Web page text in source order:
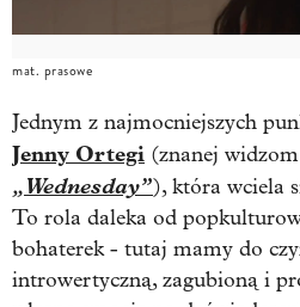
mat. prasowe
Jednym z najmocniejszych
Jenny Ortegi (znanej
„Wednesday”), która wciela
To rola daleka od
bohaterek - tutaj mamy do
introwertyczną, zagubioną i